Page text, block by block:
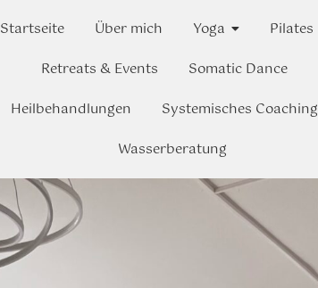
Startseite Über mich Yoga
Pilates
Retreats & Events
Somatic Dance
Heilbehandlungen
Systemisches Coaching
Wasserberatung